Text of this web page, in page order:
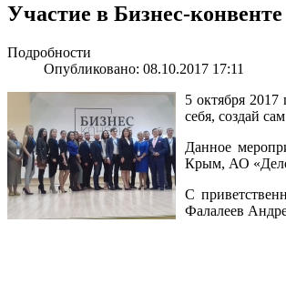
Участие в Бизнес-конвенте
Подробности
Опубликовано: 08.10.2017 17:11
5 октября
себя, создай
Данное
Крым, АО
С
Фалалеев